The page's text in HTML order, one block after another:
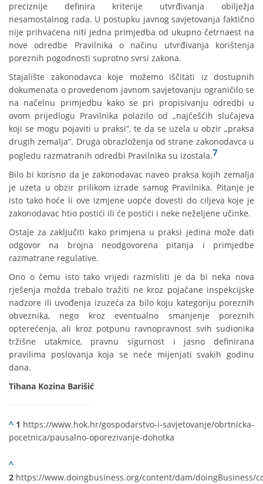
preciznije definira kriterije utvrđivanja obilježja
nesamostalnog rada. U postupku javnog savjetovanja faktično
nije prihvaćena niti jedna primjedba od ukupno četrnaest na
nove odredbe Pravilnika o načinu utvrđivanja korištenja
poreznih pogodnosti suprotno svrsi zakona.
Stajalište zakonodavca koje možemo iščitati iz dostupnih
dokumenata o provedenom javnom savjetovanju ograničilo se
na načelnu primjedbu kako se pri propisivanju odredbi u
ovom prijedlogu Pravilnika polazilo od „najčešćih slučajeva
koji se mogu pojaviti u praksi“, te da se uzela u obzir „praksa
drugih zemalja“. Druga obrazloženja od strane zakonodavca u
pogledu razmatranih odredbi Pravilnika su izostala.7
Bilo bi korisno da je zakonodavac naveo praksa kojih zemalja
je uzeta u obzir prilikom izrade samog Pravilnika. Pitanje je
isto tako hoće li ove izmjene uopće dovesti do ciljeva koje je
zakonodavac htio postići ili će postići i neke neželjene učinke.
Ostaje za zaključiti kako primjena u praksi jedina može dati
odgovor na brojna neodgovorena pitanja i primjedbe
razmatrane regulative.
Ono o čemu isto tako vrijedi razmisliti je da bi neka nova
rješenja možda trebalo tražiti ne kroz pojačane inspekcijske
nadzore ili uvođenja izuzeća za bilo koju kategoriju poreznih
obveznika, nego kroz eventualno smanjenje poreznih
opterećenja, ali kroz potpunu ravnopravnost svih sudionika
tržišne utakmice, pravnu sigurnost i jasno definirana
pravilima poslovanja koja se neće mijenjati svakih godinu
dana.
Tihana Kozina Barišić
^ 1 https://www.hok.hr/gospodarstvo-i-savjetovanje/obrtnicka-
pocetnica/pausalno-oporezivanje-dohotka
^
2 https://www.doingbusiness.org/content/dam/doingBusiness/